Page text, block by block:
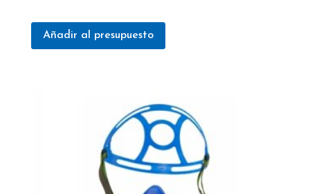
Añadir al presupuesto